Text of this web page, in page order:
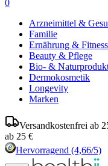
0
Arzneimittel &
Familie
Ernährung & Fitness
Beauty & Pflege
Bio- &
Dermokosmetik
Longevity
Marken
Versandkostenfrei ab
ab 25 €
Hervorragend (4,66/5)